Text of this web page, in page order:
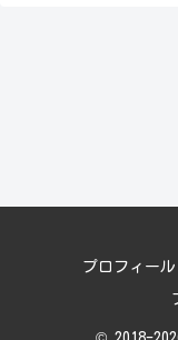
プロフィール